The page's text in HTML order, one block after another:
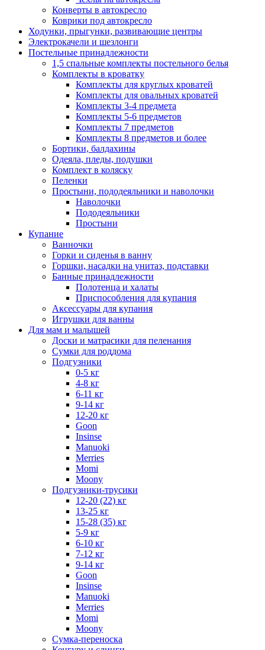
Конверты в автокресло
Коврики под автокресло
Ходунки, прыгунки, развивающие центры
Электрокачели и шезлонги
Постельные принадлежности
1,5 спальные комплекты постельного белья
Комплекты в кроватку
Комплекты для круглых кроватей
Комплекты для овальных кроватей
Комплекты 3-4 предмета
Комплекты 5-6 предметов
Комплекты 7 предметов
Комплекты 8 предметов и более
Бортики, балдахины
Одеяла, пледы, подушки
Комплект в коляску
Пеленки
Простыни, пододеяльники и наволочки
Наволочки
Пододеяльники
Простыни
Купание
Ванночки
Горки и сиденья в ванну
Горшки, насадки на унитаз, подставки
Банные принадлежности
Полотенца и халаты
Приспособления для купания
Аксессуары для купания
Игрушки для ванны
Для мам и малышей
Доски и матрасики для пеленания
Сумки для роддома
Подгузники
0-5 кг
4-8 кг
6-11 кг
9-14 кг
12-20 кг
Goon
Insinse
Manuoki
Merries
Momi
Moony
Подгузники-трусики
12-20 (22) кг
13-25 кг
15-28 (35) кг
5-9 кг
6-10 кг
7-12 кг
9-14 кг
Goon
Insinse
Manuoki
Merries
Momi
Moony
Сумка-переноска